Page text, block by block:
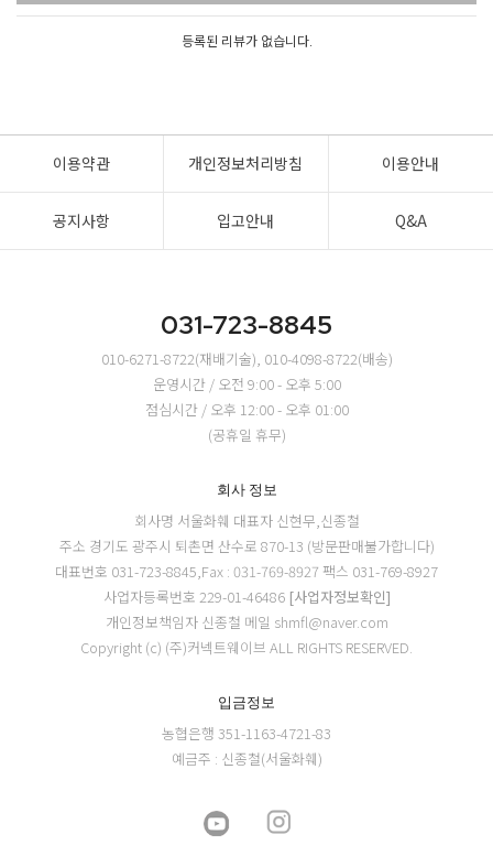
등록된 리뷰가 없습니다.
이용약관 개인정보처리방침 이용안내
공지사항 입고안내 Q&A
031-723-8845
010-6271-8722(재배기술), 010-4098-8722(배송)
운영시간 / 오전 9:00 - 오후 5:00
점심시간 / 오후 12:00 - 오후 01:00
(공휴일 휴무)
회사 정보
회사명 서울화훼 대표자 신현무,신종철
주소 경기도 광주시 퇴촌면 산수로 870-13 (방문판매불가합니다)
대표번호 031-723-8845,Fax : 031-769-8927 팩스 031-769-8927
사업자등록번호 229-01-46486 [사업자정보확인]
개인정보책임자 신종철 메일 shmfl@naver.com
Copyright (c) (주)커넥트웨이브 ALL RIGHTS RESERVED.
입금정보
농협은행 351-1163-4721-83
예금주 : 신종철(서울화훼)